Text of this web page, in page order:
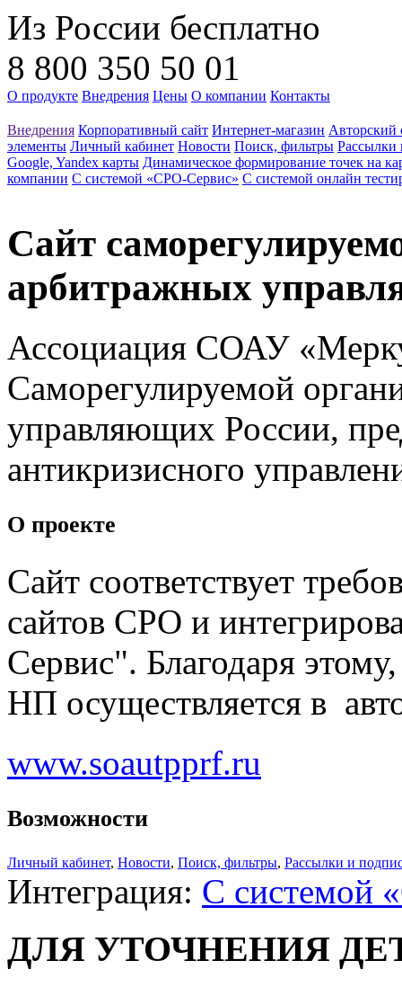
Из России бесплатно
8 800 350 50 01
О продукте Внедрения Цены О компании Контакты
Внедрения Корпоративный сайт Интернет-магазин Авторский
элементы Личный кабинет Новости Поиск, фильтры Рассылки
Google, Yandex карты Динамическое формирование точек на
компании С системой «СРО-Сервис» С системой онлайн
Cайт
арбитражных
Ассоциация СОАУ
Саморегулируемой
управляющих России,
антикризисного
О проекте
Сайт соответствует
сайтов СРО и
Сервис". Благодаря
НП осуществляется в
www.soautpprf.ru
Возможности
Личный кабинет, Новости, Поиск, фильтры, Рассылки и
Интеграция: С системой
ДЛЯ УТОЧНЕНИЯ